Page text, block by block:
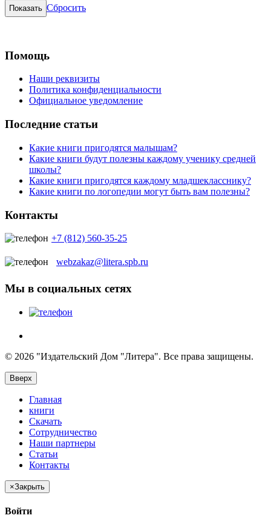
Сбросить
Помощь
Наши реквизиты
Политика конфиденциальности
Официальное уведомление
Последние статьи
Какие книги пригодятся малышам?
Какие книги будут полезны каждому ученику средней
школы?
Какие книги пригодятся каждому младшекласснику?
Какие книги по логопедии могут быть вам полезны?
Контакты
+7 (812) 560-35-25
webzakaz@litera.spb.ru
Мы в социальных сетях
© 2026 "Издательский Дом "Литера". Все права защищены.
Вверх
Главная
книги
Скачать
Сотрудничество
Наши партнеры
Статьи
Контакты
×Закрыть
Войти